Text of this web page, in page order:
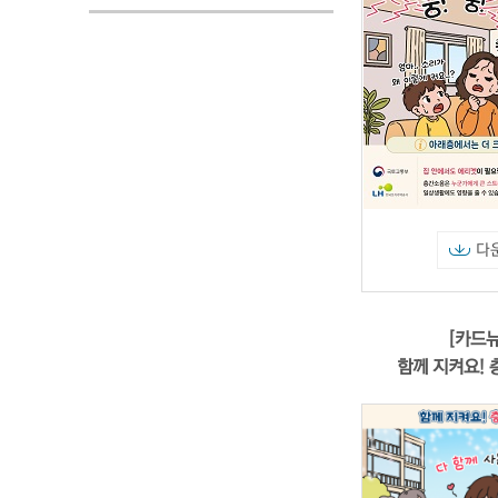
다
[카드
함께 지켜요!